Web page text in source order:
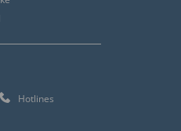
Hotlines